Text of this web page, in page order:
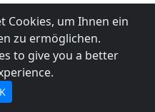
Cookies, um Ihnen ein
zu ermöglichen.
to give you a better